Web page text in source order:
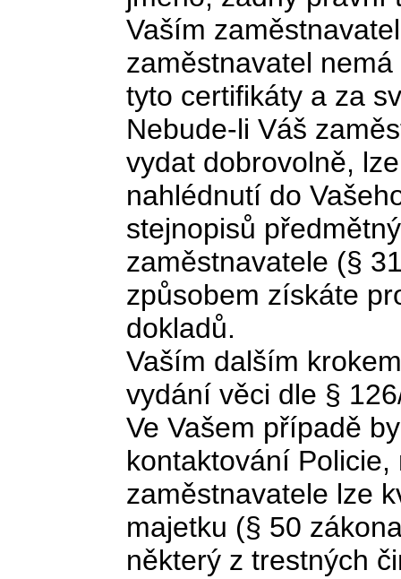
Vaším
zaměstnavatel
tyto certifikáty a za
Nebude-li Váš
vydat dobrovolně,
nahlédnutí do
stejnopisů
zaměstnavatele (§
způsobem získáte
dokladů.
Vaším dalším
vydání věci dle §
Ve Vašem případě
kontaktování
zaměstnavatele lze
majetku (§ 50
některý z trestných